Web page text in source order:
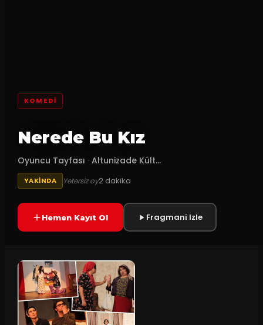
KOMEDI
Nerede Bu Kız
Oyuncu Tayfası · Altunizade Kült...
YAKINDA Yetersiz oy2 dakika
Hemen Kayıt Ol Fragmani Izle